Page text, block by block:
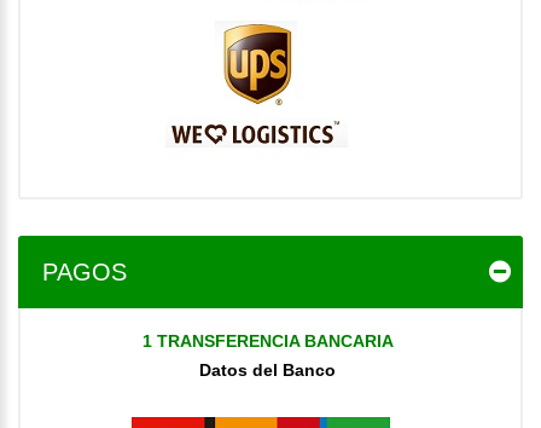
PAGOS
1 TRANSFERENCIA BANCARIA
Datos del Banco